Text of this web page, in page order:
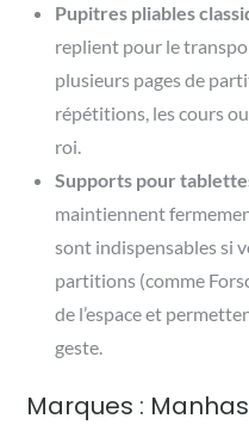
Pupitres pliables
replient pour le
plusieurs pages de
répétitions, les cours
roi.
Supports pour
maintiennent
sont indispensables si
partitions (comme
de l’espace et
geste.
Marques :